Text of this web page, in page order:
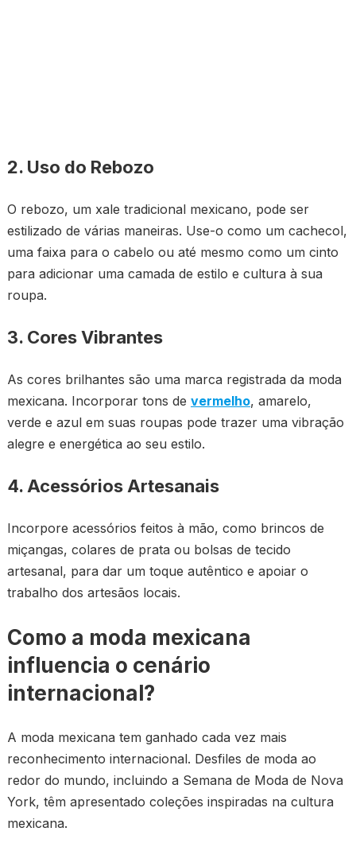
2. Uso do Rebozo
O rebozo, um xale tradicional mexicano, pode ser
estilizado de várias maneiras. Use-o como um cachecol,
uma faixa para o cabelo ou até mesmo como um cinto
para adicionar uma camada de estilo e cultura à sua
roupa.
3. Cores Vibrantes
As cores brilhantes são uma marca registrada da moda
mexicana. Incorporar tons de vermelho, amarelo,
verde e azul em suas roupas pode trazer uma vibração
alegre e energética ao seu estilo.
4. Acessórios Artesanais
Incorpore acessórios feitos à mão, como brincos de
miçangas, colares de prata ou bolsas de tecido
artesanal, para dar um toque autêntico e apoiar o
trabalho dos artesãos locais.
Como a moda mexicana
influencia o cenário
internacional?
A moda mexicana tem ganhado cada vez mais
reconhecimento internacional. Desfiles de moda ao
redor do mundo, incluindo a Semana de Moda de Nova
York, têm apresentado coleções inspiradas na cultura
mexicana.